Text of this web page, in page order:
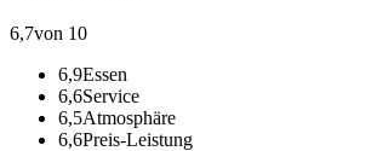
6,7von 10
6,9Essen
6,6Service
6,5Atmosphäre
6,6Preis-Leistung